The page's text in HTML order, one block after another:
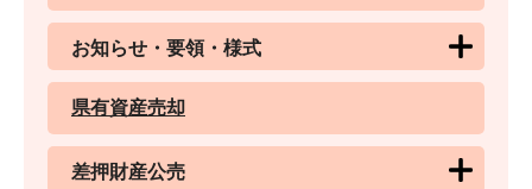
お知らせ・要領・様式
県有資産売却
差押財産公売